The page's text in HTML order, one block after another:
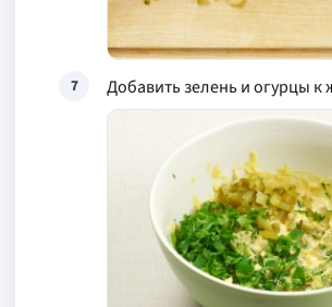
7 Добавить зелень и огурцы к